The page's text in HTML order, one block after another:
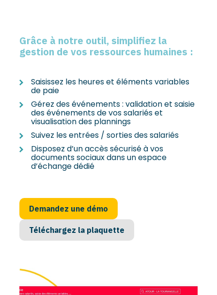
Grâce à notre outil, simplifiez la
gestion de vos ressources humaines :
Saisissez les heures et éléments variables
de paie
Gérez des événements : validation et saisie
des événements de vos salariés et
visualisation des plannings
Suivez les entrées / sorties des salariés
Disposez d’un accès sécurisé à vos
documents sociaux dans un espace
d’échange dédié
Demandez une démo
Téléchargez la plaquette